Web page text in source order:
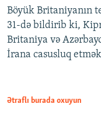
Böyük Britaniyanın
31-də bildirib ki,
Britaniya və
İrana casusluq
Ətraflı burada oxuyun